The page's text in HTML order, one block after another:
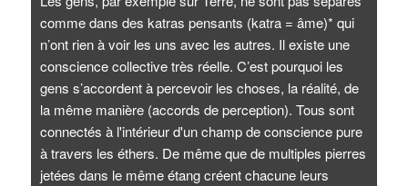
comme dans des katras pensants (katra = âme)* qui
n’ont rien à voir les uns avec les autres. Il existe une
conscience collective très réelle. C’est pourquoi les
gens s’accordent à percevoir les choses, la réalité, de
la même manière (accords de perception). Tous sont
connectés à l'intérieur d'un champ de conscience pure
à travers les éthers. De même que de multiples pierres
jetées dans le même étang créent chacune leurs